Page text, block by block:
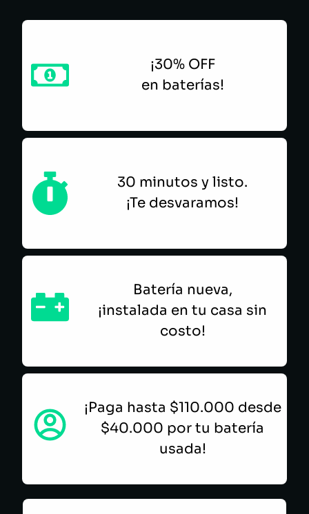
¡30% OFF
en baterías!
30 minutos y listo.
¡Te desvaramos!
Batería nueva,
¡instalada en tu casa sin
costo!
¡Paga hasta $110.000 desde
$40.000 por tu batería
usada!